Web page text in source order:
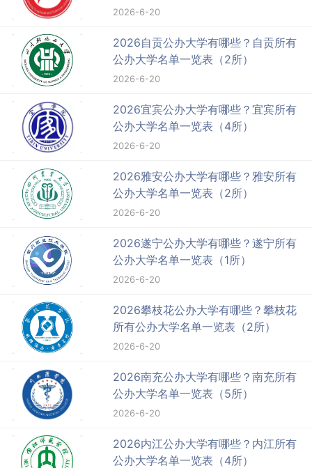
2026-6-20
2026自贡公办大学有哪些？自贡所有
公办大学名单一览表（2所）
2026-6-20
2026宜宾公办大学有哪些？宜宾所有
公办大学名单一览表（4所）
2026-6-20
2026雅安公办大学有哪些？雅安所有
公办大学名单一览表（2所）
2026-6-20
2026遂宁公办大学有哪些？遂宁所有
公办大学名单一览表（1所）
2026-6-20
2026攀枝花公办大学有哪些？攀枝花
所有公办大学名单一览表（2所）
2026-6-20
2026南充公办大学有哪些？南充所有
公办大学名单一览表（5所）
2026-6-20
2026内江公办大学有哪些？内江所有
公办大学名单一览表（4所）